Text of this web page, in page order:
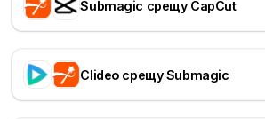
Submagic срещу CapCut
Clideo срещу Submagic